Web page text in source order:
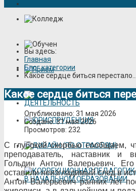
Вы здесь:
Главная
Блог категории
Какое сердце биться перестало...
Какое сердце биться
Опубликовано: 31 мая 2026
Создано: 31 мая 2026
Просмотров: 232
С глубокой скорбью сообщаем,
преподаватель, наставник и
Гольдин Антон Валерьевич.
оставили неизгладимый след в
Антон Валерьевич ранних лет